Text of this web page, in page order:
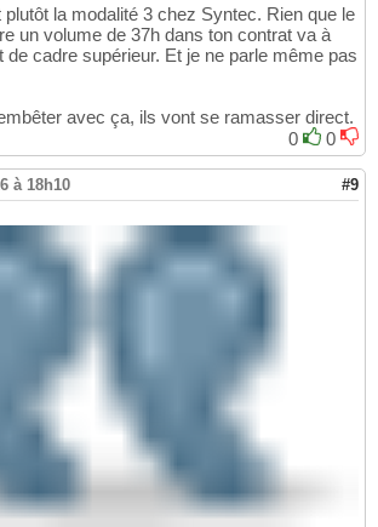
la modalité 3 chez Syntec. Rien que le
un volume de 37h dans ton contrat va à
de cadre supérieur. Et je ne parle même pas
avec ça, ils vont se ramasser direct.
0
0
à 18h10 #9